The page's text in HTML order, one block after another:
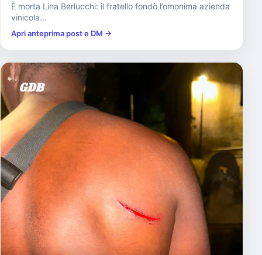
È morta Lina Berlucchi: il fratello fondò l’omonima azienda
vinicola...
Apri anteprima post e DM →